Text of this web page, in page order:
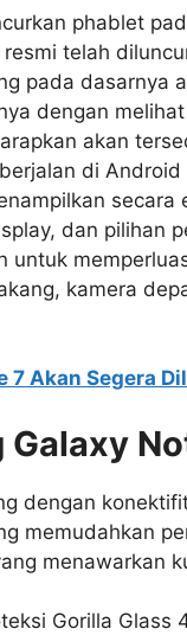
phablet
telah
pada dasarnya
dengan
akan
di
secara
dan pilihan
untuk
kamera
7 Akan Segera
dengan
memudahkan
menawarkan
Gorilla Glass